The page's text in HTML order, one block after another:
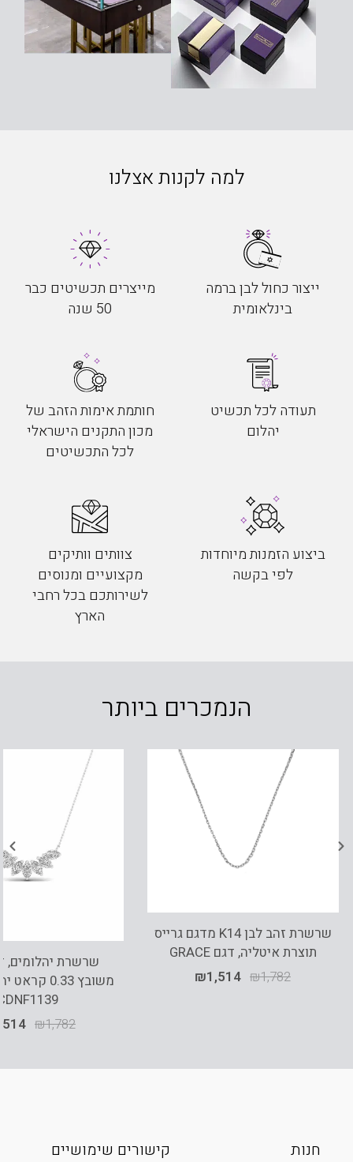
למה לקנות אצלנו
ייצור כחול לבן ברמה
בינלאומית
מייצרים תכשיטים כבר
50 שנה
תעודה לכל תכשיט
יהלום
חותמת אימות הזהב של
מכון התקנים הישראלי
לכל התכשיטים
ביצוע הזמנות מיוחדות
לפי בקשה
צוותים וותיקים
מקצועיים ומנוסים
לשירותכם בכל רחבי
הארץ
הנמכרים ביותר
שרשרת זהב לבן K14 מדגם גרייס
תוצרת איטליה, דגם GRACE
₪1,782
₪1,514
משובץ 0.33
₪1,782
חנות קישורים שימושיים